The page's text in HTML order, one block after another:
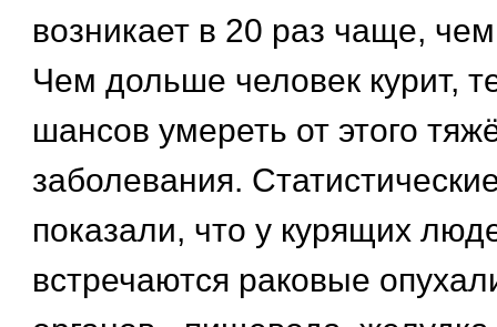
возникает в 20 раз чаще,
Чем дольше человек курит,
шансов умереть от этого
заболевания.
показали, что у курящих
встречаются раковые